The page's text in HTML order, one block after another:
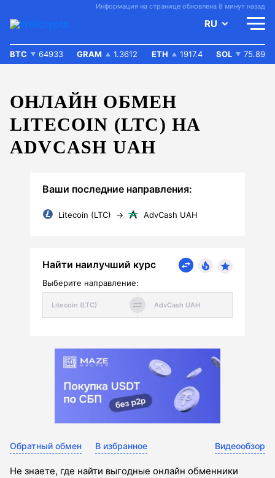
Информация на странице обновлена 8 минут назад
RU
BTC 64933 GRAM 1.3612 ETH 1917.4 SOL 75.89
ОНЛАЙН ОБМЕН
LITECOIN (LTC) НА
ADVCASH UAH
Ваши последние направления:
Litecoin (LTC) → AdvCash UAH
Найти наилучший курс
Выберите направление:
Обратный обмен В избранное Видеообзор
Не знаете, где найти выгодные онлайн обменники